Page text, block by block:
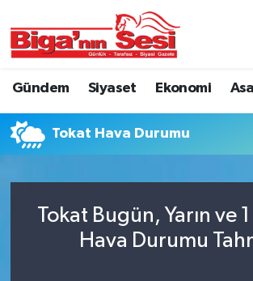
Gündem Siyaset Ekonomi
Tokat Hava Durumu
Tokat Bugün, Yarın ve
Hava Durumu
Asayiş
Belde ve Köyler
Belediye
Dünya
Çanakkale Hava Durumu
Süper Lig Puan Durumu ve Fikstür
Tüm Manşetler
Son Dakika Haberleri